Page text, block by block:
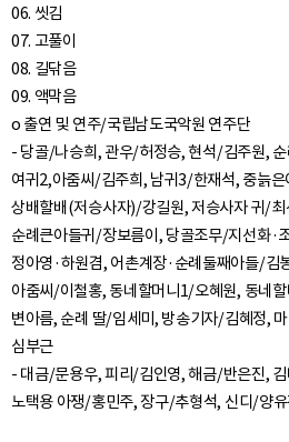
06. 씻김
07. 고풀이
08. 길닦음
09. 액막음
o 출연 및 연주/국립남도국악원 연주단
- 당골/나승희, 관우/허정승, 현석/김주원,
여귀2,아줌씨/김주희, 남귀3/한재석, 중늙
상배할배(저승사자)/강길원, 저승사자 귀/
순례큰아들귀/장보름이, 당골조무/지선화·
정아영·하원겸, 어촌계장·순례둘째아들/
아줌씨/이철홍, 동네할머니1/오혜원, 동네
변아름, 순례 딸/임세미, 방송기자/김혜정,
심부근
- 대금/문용우, 피리/김인영, 해금/반은진,
노택용 아쟁/홍민주, 장구/추형석, 신디/양